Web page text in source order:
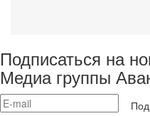
Подписаться на
Медиа группы